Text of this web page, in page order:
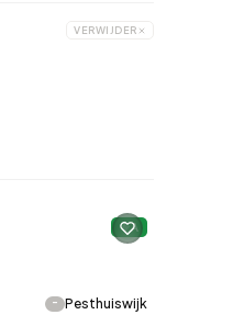
VERWIJDER
A
- Pesthuiswijk